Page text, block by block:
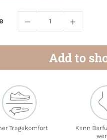
Quantity:
Add to
Tragekomfort
Kann